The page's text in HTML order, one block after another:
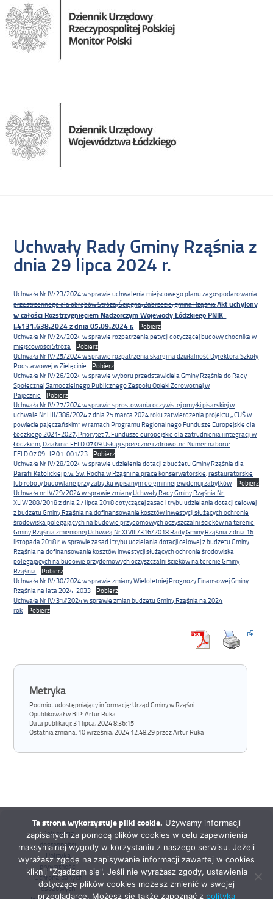
Uchwały Rady Gminy Rząśnia z
dnia 29 lipca 2024 r.
Uchwała Nr IV/23/2024 w sprawie uchwalenia miejscowego planu zagospodarowania
przestrzennego dla obrębów Stróża, Ścięgna, Zabrzezie, gmina RząśniaAkt uchylony
w całości Rozstrzygnięciem Nadzorczym Wojewody Łódzkiego PNIK-
I.4131.638.2024 z dnia 05.09.2024 r.
Pobierz
Uchwała Nr IV/24/2024 w sprawie rozpatrzenia petycji dotyczącej budowy chodnika w
miejscowości Stróża
Pobierz
Uchwała Nr IV/25/2024 w sprawie rozpatrzenia skargi na działalność Dyrektora Szkoły
Podstawowej w Zielęcinie
Pobierz
Uchwała Nr IV/26/2024 w sprawie wyboru przedstawiciela Gminy Rząśnia do Rady
Społecznej Samodzielnego Publicznego Zespołu Opieki Zdrowotnej w
Pajęcznie
Pobierz
Uchwała Nr IV/27/2024 w sprawie sprostowania oczywistej omyłki pisarskiej w
uchwale Nr LIII/386/2024 z dnia 25 marca 2024 roku zatwierdzenia projektu ,, CUŚ w
powiecie pajęczańskim” w ramach Programu Regionalnego Fundusze Europejskie dla
Łódzkiego 2021-2027, Priorytet 7. Fundusze europejskie dla zatrudnienia i integracji w
Łódzkiem, Działanie FELD.07.09 Usługi społeczne i zdrowotne Numer naboru:
FELD.07.09 -IP.01-001/23
Pobierz
Uchwała Nr IV/28/2024 w sprawie udzielenia dotacji z budżetu Gminy Rząśnia dla
Parafii Katolickiej p.w. Św. Rocha w Rząśni na prace konserwatorskie, restauratorskie
lub roboty budowlane przy zabytku wpisanym do gminnej ewidencji zabytków
Pobierz
Uchwała nr IV/29/2024 w sprawie zmiany Uchwały Rady Gminy Rząśnia Nr.
XLIV/288/2018 z dnia 27 lipca 2018 dotyczącej zasad i trybu udzielania dotacji celowej
z budżetu Gminy Rząśnia na dofinansowanie kosztów inwestycji służących ochronie
środowiska polegających na budowie przydomowych oczyszczalni ścieków na terenie
Gminy Rząśnia zmienionej Uchwałą Nr XLVIII/316/2018 Rady Gminy Rząśnia z dnia 16
listopada 2018 r. w sprawie zasad i trybu udzielania dotacji celowej z budżetu Gminy
Rząśnia na dofinansowanie kosztów inwestycji służących ochronie środowiska
polegających na budowie przydomowych oczyszczalni ścieków na terenie Gminy
Rząśnia
Pobierz
Uchwała Nr IV/30/2024 w sprawie zmiany Wieloletniej Prognozy Finansowej Gminy
Rząśnia na lata 2024-2033
Pobierz
Uchwała Nr IV/31//2024 w sprawie zmian budżetu Gminy Rząśnia na 2024
rok
Pobierz
Metryka
Podmiot udostępniający informację: Urząd Gminy w Rząśni
Opublikował w BIP:Artur Ruka
Data publikacji:31 lipca, 2024 8:36:15
Ostatnia zmiana: 10 września, 2024 12:48:29 przez Artur Ruka
Deklaracja
dostępności
Polityka
prywatności
Ochrona danych
osobowych
Ta strona wykorzystuje pliki cookie. Używamy informacji
zapisanych za pomocą plików cookies w celu zapewnienia
maksymalnej wygody w korzystaniu z naszego serwisu. Jeżeli
wyrażasz zgodę na zapisywanie informacji zawartej w cookies
kliknij "Zgadzam się". Jeśli nie wyrażasz zgody, ustawienia
dotyczące plików cookies możesz zmienić w swojej
przeglądarce. Możesz się także zapoznać z polityką